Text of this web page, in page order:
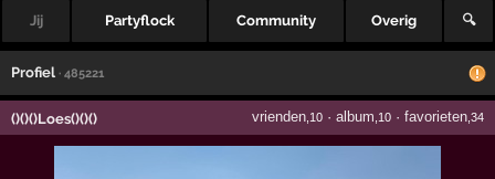
Jij Partyflock Community Overig 🔍
Profiel · 485221
()()()Loes()()() vrienden,10· album ,10· favorieten,34